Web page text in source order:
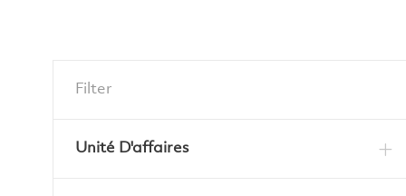
Filter
Unité D'affaires